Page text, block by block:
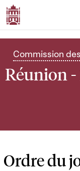
Commission
Réunion
Ordre du